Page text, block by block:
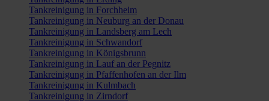
Tankreinigung in Forchheim
Tankreinigung in Neuburg an der Donau
Tankreinigung in Landsberg am Lech
Tankreinigung in Schwandorf
Tankreinigung in Königsbrunn
Tankreinigung in Lauf an der Pegnitz
Tankreinigung in Pfaffenhofen an der Ilm
Tankreinigung in Kulmbach
Tankreinigung in Zirndorf